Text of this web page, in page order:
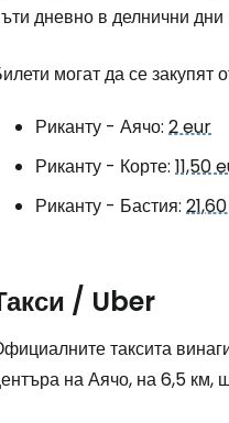
дневно в делнични
могат да се закупят
Риканту - Аячо: 2 eur
Риканту - Корте: 11,50
Риканту - Бастия:
/ Uber
таксита
на Аячо, на 6,5 км,